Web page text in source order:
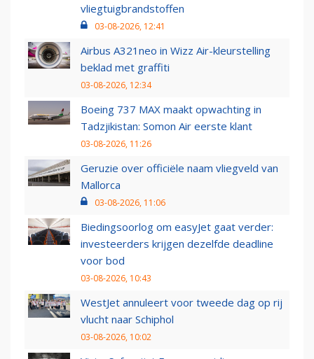
vliegtuigbrandstoffen
03-08-2026, 12:41
Airbus A321neo in Wizz Air-kleurstelling
beklad met graffiti
03-08-2026, 12:34
Boeing 737 MAX maakt opwachting in
Tadzjikistan: Somon Air eerste klant
03-08-2026, 11:26
Geruzie over officiële naam vliegveld van
Mallorca
03-08-2026, 11:06
Biedingsoorlog om easyJet gaat verder:
investeerders krijgen dezelfde deadline
voor bod
03-08-2026, 10:43
WestJet annuleert voor tweede dag op rij
vlucht naar Schiphol
03-08-2026, 10:02